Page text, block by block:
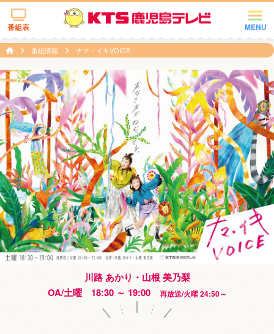
MENU
番組表
番組情報 ナマ・イキVOICE
川路 あかり・山根 美乃梨
OA/土曜 18:30 ～ 19:00
再放送/火曜 24:50～